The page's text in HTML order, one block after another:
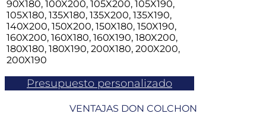
hasta
990,00 €
90X180, 100X200, 105X200, 105X190,
105X180, 135X180, 135X200, 135X190,
140X200, 150X200, 150X180, 150X190,
160X200, 160X180, 160X190, 180X200,
180X180, 180X190, 200X180, 200X200,
200X190
Presupuesto personalizado
VENTAJAS DON COLCHON